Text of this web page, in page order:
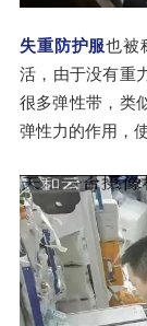
失重防护服也被
活，由于没有重
很多弹性带，类
弹性力的作用，